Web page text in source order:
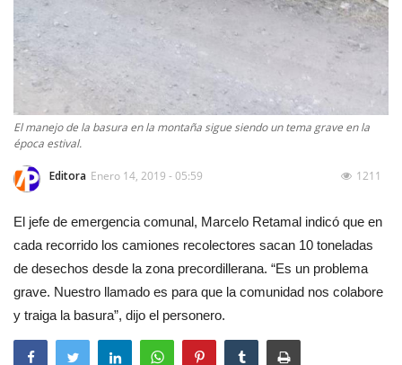
El manejo de la basura en la montaña sigue siendo un tema grave en la
época estival.
Editora Enero 14, 2019 - 05:59 1211
El jefe de emergencia comunal, Marcelo Retamal indicó que en
cada recorrido los camiones recolectores sacan 10 toneladas
de desechos desde la zona precordillerana. “Es un problema
grave. Nuestro llamado es para que la comunidad nos colabore
y traiga la basura”, dijo el personero.